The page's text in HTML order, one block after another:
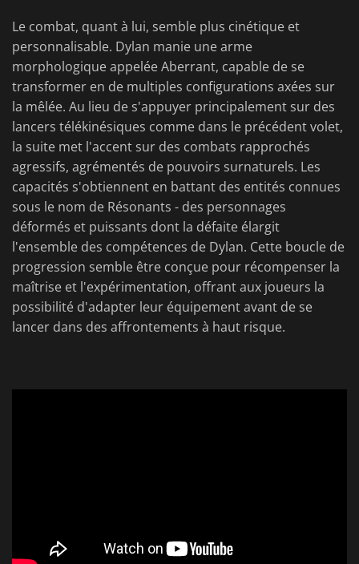
Le combat, quant à lui, semble plus cinétique et
personnalisable. Dylan manie une arme
morphologique appelée Aberrant, capable de se
transformer en de multiples configurations axées sur
la mêlée. Au lieu de s'appuyer principalement sur des
lancers télékinésiques comme dans le précédent volet,
la suite met l'accent sur des combats rapprochés
agressifs, agrémentés de pouvoirs surnaturels. Les
capacités s'obtiennent en battant des entités connues
sous le nom de Résonants - des personnages
déformés et puissants dont la défaite élargit
l'ensemble des compétences de Dylan. Cette boucle de
progression semble être conçue pour récompenser la
maîtrise et l'expérimentation, offrant aux joueurs la
possibilité d'adapter leur équipement avant de se
lancer dans des affrontements à haut risque.